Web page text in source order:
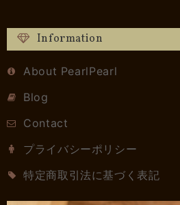
Information
About PearlPearl
Blog
Contact
プライバシーポリシー
特定商取引法に基づく表記